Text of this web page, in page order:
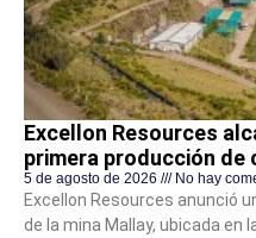
Excellon Resources
primera producción
5 de agosto de 2026 No hay
Excellon Resources anunció
de la mina Mallay, ubicada en